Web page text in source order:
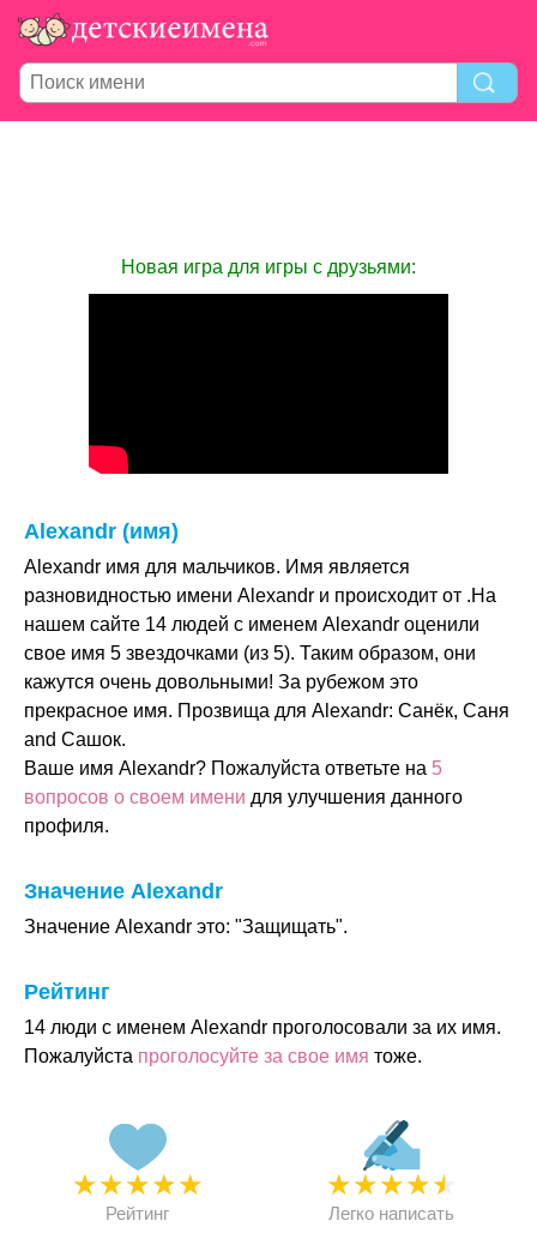
Новая игра для игры с друзьями:
Alexandr (имя)
Alexandr имя для мальчиков. Имя является
разновидностью имени Alexandr и происходит от .На
нашем сайте 14 людей с именем Alexandr оценили
свое имя 5 звездочками (из 5). Таким образом, они
кажутся очень довольными! За рубежом это
прекрасное имя. Прозвища для Alexandr: Санёк, Саня
and Сашок.
Ваше имя Alexandr? Пожалуйста ответьте на 5
вопросов о своем имени для улучшения данного
профиля.
Значение Alexandr
Значение Alexandr это: "Защищать".
Рейтинг
14 люди с именем Alexandr проголосовали за их имя.
Пожалуйста проголосуйте за свое имя тоже.
★★★★★
Рейтинг
★★★★★
Легко написать